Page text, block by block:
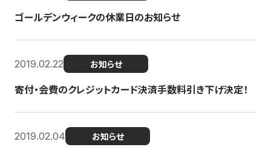
ゴールデンウィークの休業日のお知らせ
2019.02.22 お知らせ
寄付・会費のクレジットカード決済手数料引き下げ決定！
2019.02.04 お知らせ